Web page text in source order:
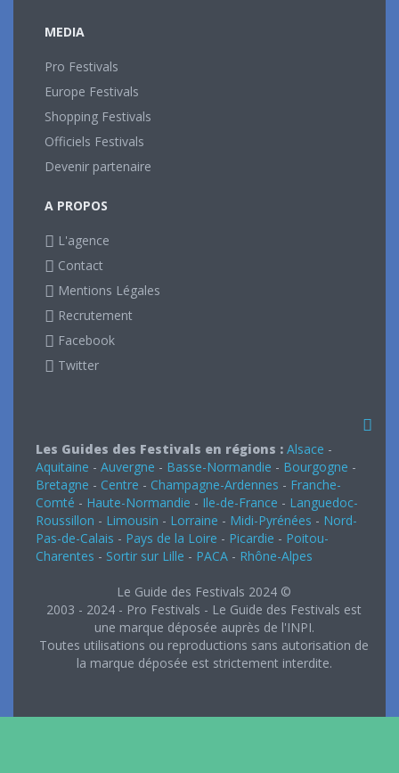
MEDIA
Pro Festivals
Europe Festivals
Shopping Festivals
Officiels Festivals
Devenir partenaire
A PROPOS
L'agence
Contact
Mentions Légales
Recrutement
Facebook
Twitter
Les Guides des Festivals en régions : Alsace -
Aquitaine - Auvergne - Basse-Normandie - Bourgogne -
Bretagne - Centre - Champagne-Ardennes - Franche-
Comté - Haute-Normandie - Ile-de-France - Languedoc-
Roussillon - Limousin - Lorraine - Midi-Pyrénées - Nord-
Pas-de-Calais - Pays de la Loire - Picardie - Poitou-
Charentes - Sortir sur Lille - PACA - Rhône-Alpes
Le Guide des Festivals 2024 ©
2003 - 2024 - Pro Festivals - Le Guide des Festivals est
une marque déposée auprès de l'INPI.
Toutes utilisations ou reproductions sans autorisation de
la marque déposée est strictement interdite.